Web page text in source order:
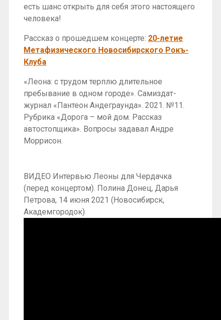
есть шанс открыть для себя этого настоящего
человека!
Рассказ о прошедшем концерте: 20-летие
Метафизического Новосибирского Рокъ-
Клуба
«Леона: с трудом терплю длительное
пребывание в одном городе». Самиздат-
журнал «Пантеон Андеграунда». 2021. №11.
Рубрика «Дорога – мой дом. Рассказ
автостопщика». Вопросы задавал Андре
Моррисон.
ВИДЕО Интервью Леоны для Чердачка
(перед концертом). Полина Донец, Дарья
Петрова, 14 июня 2021 (Новосибирск,
Академгородок)